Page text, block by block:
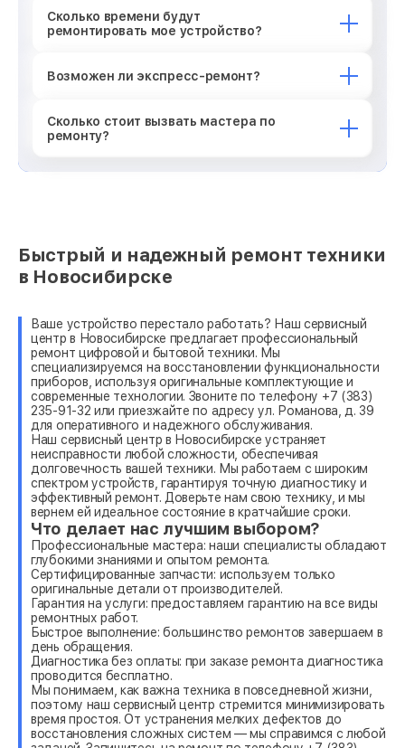
Сколько времени будут
ремонтировать мое устройство?
Возможен ли экспресс-ремонт?
Сколько стоит вызвать мастера по
ремонту?
Быстрый и надежный ремонт техники
в Новосибирске
Ваше устройство перестало работать? Наш сервисный
центр в Новосибирске предлагает профессиональный
ремонт цифровой и бытовой техники. Мы
специализируемся на восстановлении функциональности
приборов, используя оригинальные комплектующие и
современные технологии. Звоните по телефону +7 (383)
235-91-32 или приезжайте по адресу ул. Романова, д. 39
для оперативного и надежного обслуживания.
Наш сервисный центр в Новосибирске устраняет
неисправности любой сложности, обеспечивая
долговечность вашей техники. Мы работаем с широким
спектром устройств, гарантируя точную диагностику и
эффективный ремонт. Доверьте нам свою технику, и мы
вернем ей идеальное состояние в кратчайшие сроки.
Что делает нас лучшим выбором?
Профессиональные мастера: наши специалисты обладают
глубокими знаниями и опытом ремонта.
Сертифицированные запчасти: используем только
оригинальные детали от производителей.
Гарантия на услуги: предоставляем гарантию на все виды
ремонтных работ.
Быстрое выполнение: большинство ремонтов завершаем в
день обращения.
Диагностика без оплаты: при заказе ремонта диагностика
проводится бесплатно.
Мы понимаем, как важна техника в повседневной жизни,
поэтому наш сервисный центр стремится минимизировать
время простоя. От устранения мелких дефектов до
восстановления сложных систем — мы справимся с любой